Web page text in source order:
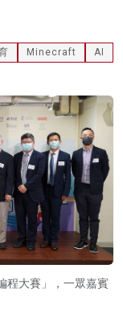
Minecraft
AI
程大賽」，一眾嘉賓